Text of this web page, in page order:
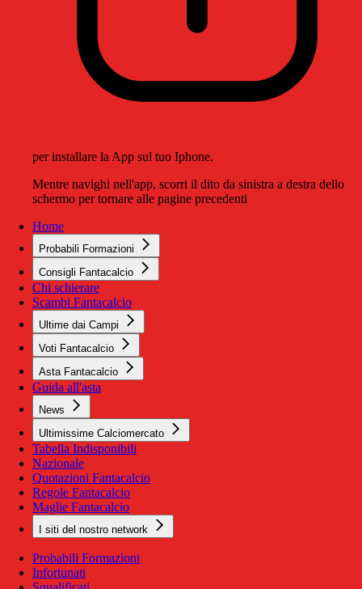
per installare la App sul tuo Iphone.
Mentre navighi nell'app, scorri il dito da sinistra a destra dello
schermo per tornare alle pagine precedenti
Home
Probabili Formazioni
Consigli Fantacalcio
Chi schierare
Scambi Fantacalcio
Ultime dai Campi
Voti Fantacalcio
Asta Fantacalcio
Guida all'asta
News
Ultimissime Calciomercato
Tabella Indisponibili
Nazionale
Quotazioni Fantacalcio
Regole Fantacalcio
Maglie Fantacalcio
I siti del nostro network
Probabili Formazioni
Infortunati